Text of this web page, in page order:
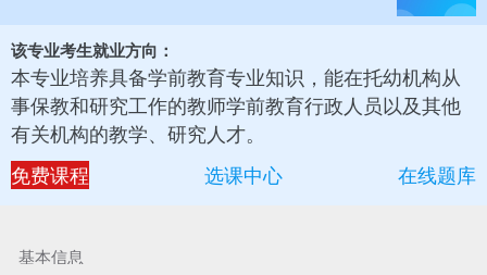
该专业考生就业方向：
本专业培养具备学前教育专业知识，能在托幼机构从
事保教和研究工作的教师学前教育行政人员以及其他
有关机构的教学、研究人才。
免费课程
选课中心 在线题库
基本信息